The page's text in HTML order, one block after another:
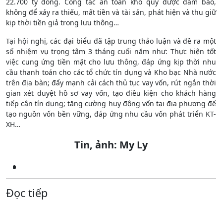
không để xảy ra thiếu, mất tiền và tài sản, phát hiện và thu giữ
kịp thời tiền giả trong lưu thông…
Tại hội nghị, các đại biểu đã tập trung thảo luận và đề ra một
số nhiệm vụ trọng tâm 3 tháng cuối năm như: Thực hiện tốt
việc cung ứng tiền mặt cho lưu thông, đáp ứng kịp thời nhu
cầu thanh toán cho các tổ chức tín dụng và Kho bạc Nhà nước
trên địa bàn; đẩy mạnh cải cách thủ tục vay vốn, rút ngắn thời
gian xét duyệt hồ sơ vay vốn, tạo điều kiện cho khách hàng
tiếp cận tín dụng; tăng cường huy động vốn tại địa phương để
tạo nguồn vốn bền vững, đáp ứng nhu cầu vốn phát triển KT-
XH…
Tin, ảnh: My Ly
Đọc tiếp